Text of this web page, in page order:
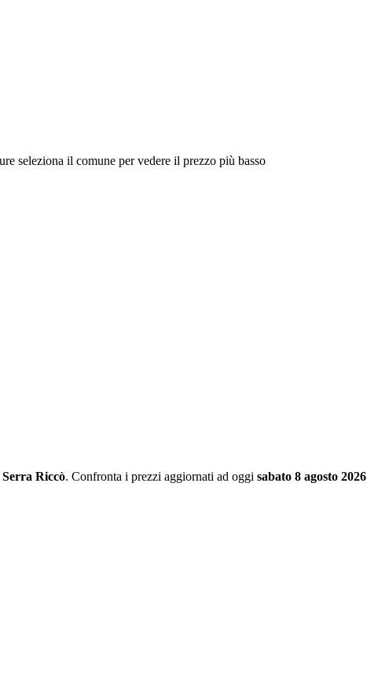
seleziona il comune per vedere il prezzo più basso
Serra Riccò. Confronta i prezzi aggiornati ad oggi sabato 8 agosto 2026